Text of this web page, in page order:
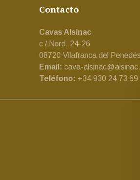
Contacto
Cavas Alsinac
c / Nord, 24-26
08720 Vilafranca del
Email: cava-
Teléfono: +34 930 24 73 69